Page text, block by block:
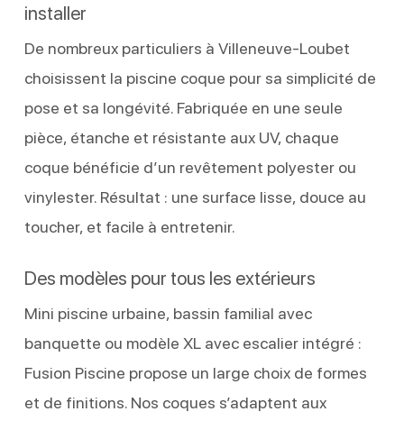
installer
De nombreux particuliers à Villeneuve-Loubet
choisissent la piscine coque pour sa simplicité de
pose et sa longévité. Fabriquée en une seule
pièce, étanche et résistante aux UV, chaque
coque bénéficie d’un revêtement polyester ou
vinylester. Résultat : une surface lisse, douce au
toucher, et facile à entretenir.
Des modèles pour tous les extérieurs
Mini piscine urbaine, bassin familial avec
banquette ou modèle XL avec escalier intégré :
Fusion Piscine propose un large choix de formes
et de finitions. Nos coques s’adaptent aux